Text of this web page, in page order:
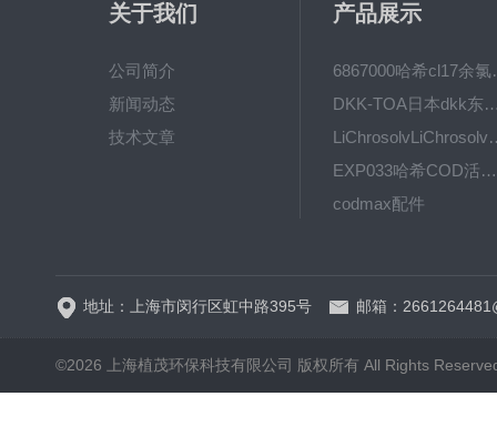
关于我们
公司简介
新闻动态
技术文章
产品展示
6867000
DKK-TOA日本dkk东亚电
EXP033哈希COD活塞泵价格 EXP033
codmax配件
地址：上海市闵行区虹中路395号 邮箱：
©2026 上海植茂环保科技有限公司 版权所有 All Rights